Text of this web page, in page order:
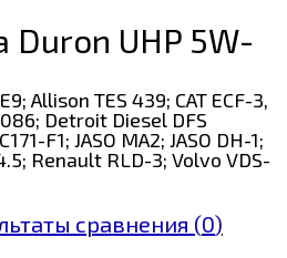
Duron UHP 5W-
Allison TES 439; CAT ECF-3,
Detroit Diesel DFS
F1; JASO MA2; JASO DH-1;
Renault RLD-3; Volvo VDS-
сравнения (0)